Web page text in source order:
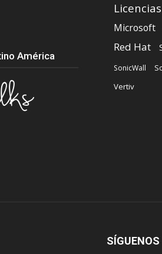
América
Microsoft
Red Hat
SonicWall
Vertiv
SÍGUENOS